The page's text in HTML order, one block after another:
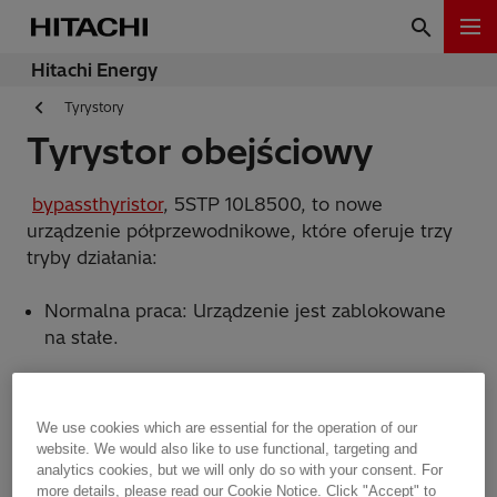
Hitachi Energy
Tyrystory
Tyrystor obejściowy
bypassthyristor, 5STP 10L8500, to nowe
urządzenie półprzewodnikowe, które oferuje trzy
tryby działania:
Normalna praca: Urządzenie jest zablokowane
na stałe.
wyzwolone przez bramkę.
Tryb SCFM: Stabilny, ciągły tryb krótkotrwały.
We use cookies which are essential for the operation of our
website. We would also like to use functional, targeting and
analytics cookies, but we will only do so with your consent. For
more details, please read our Cookie Notice. Click "Accept" to